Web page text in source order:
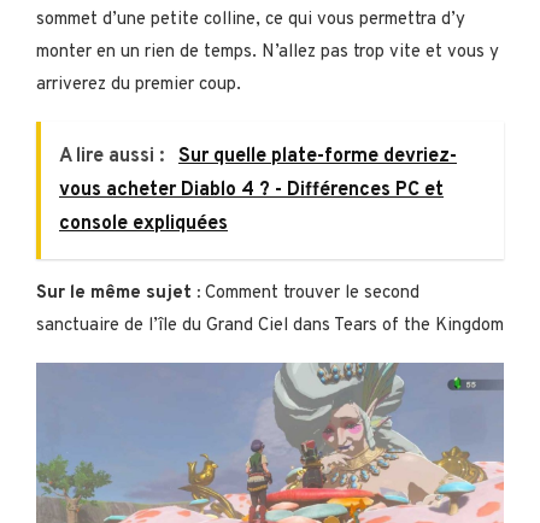
sommet d’une petite colline, ce qui vous permettra d’y
monter en un rien de temps. N’allez pas trop vite et vous y
arriverez du premier coup.
A lire aussi : Sur quelle plate-forme devriez-
vous acheter Diablo 4 ? - Différences PC et
console expliquées
Sur le même sujet : Comment trouver le second
sanctuaire de l’île du Grand Ciel dans Tears of the Kingdom